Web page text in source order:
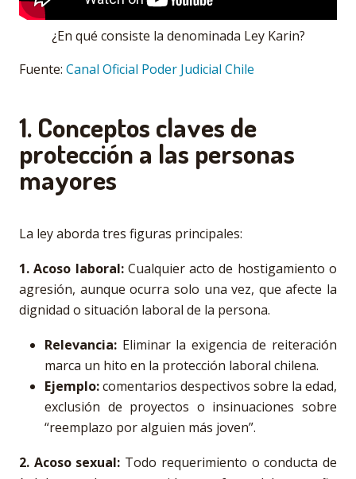
¿En qué consiste la denominada Ley Karin?
Fuente: Canal Oficial Poder Judicial Chile
1. Conceptos claves de
protección a las personas
mayores
La ley aborda tres figuras principales:
1. Acoso laboral:Cualquier acto de hostigamiento o
agresión, aunque ocurra solo una vez, que afecte la
dignidad o situación laboral de la persona.
Relevancia: Eliminar la exigencia de reiteración
marca un hito en la protección laboral chilena.
Ejemplo:comentarios despectivos sobre la edad,
exclusión de proyectos o insinuaciones sobre
“reemplazo por alguien más joven”.
2. Acoso sexual: Todo requerimiento o conducta de